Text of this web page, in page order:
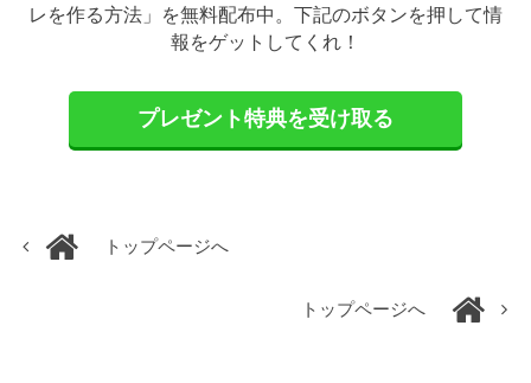
レを作る方法」を無料配布中。下記のボタンを押して情
報をゲットしてくれ！
プレゼント特典を受け取る
トップページへ
トップページへ